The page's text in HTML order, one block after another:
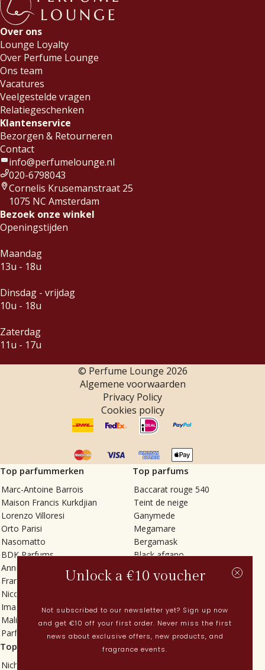
Over ons
Lounge Loyalty
Over Perfume Lounge
Ons team
Vacatures
Veelgestelde vragen
Relatiegeschenken
Klantenservice
Bezorgen & Retourneren
Contact
info@perfumelounge.nl
020-6798043
Cornelis Krusemanstraat 25
1075 NC Amsterdam
Bezoek onze winkel
Openingstijden
Maandag
13u - 18u
Dinsdag - vrijdag
10u - 18u
Zaterdag
11u - 17u
© Perfume Lounge 2026
Algemene voorwaarden
Privacy Policy
Cookies policy
Top parfummerken
Marc-Antoine Barrois
Maison Francis Kurkdjian
Lorenzo Villoresi
Orto Parisi
Nasomatto
BDK Parfums
Annindriya
Francesca Bianchi
Nicolaï
Imaginary Authors
Malin + Goetz
Parfums MDCI
Top parfums
Baccarat rouge 540
Teint de neige
Ganymede
Megamare
Bergamask
Black afgano
Tilia
Vetiver Rain
In Love with Everything
Sticky Fingers
Top categorieën
Niche parfums
Actueel
Unlock a €10 voucher
Not subscribed to our newsletter yet? Sign up now
and get €10 off your first order. Never miss the first
news about exclusive offers, new products, and
fragrance events.